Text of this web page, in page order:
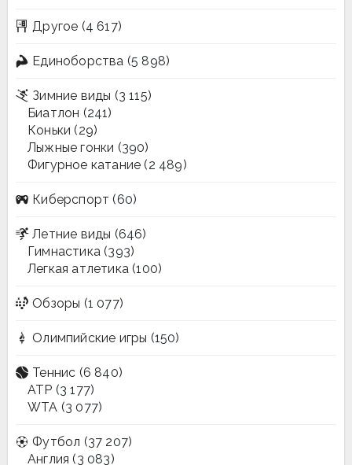
Другое (4 617)
Единоборства (5 898)
Зимние виды (3 115)
Биатлон (241)
Коньки (29)
Лыжные гонки (390)
Фигурное катание (2 489)
Киберспорт (60)
Летние виды (646)
Гимнастика (393)
Легкая атлетика (100)
Обзоры (1 077)
Олимпийские игры (150)
Теннис (6 840)
ATP (3 177)
WTA (3 077)
Футбол (37 207)
Англия (3 083)